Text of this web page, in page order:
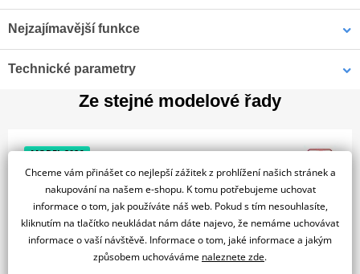
Mladá, technologicky vyspělá a ekologická: Vespa Primavera je
kultovním symbolem své doby a i dnes se prohání ulicemi
jednadvacátého století se stejnou hbitostí a dynamikou jako
způsobila revoluci v městské mobilitě.
Nejzajímavější funkce
Plnobarevný LCD přístrojový panel s uspořádáním informací
navrženým tak, aby zajišťoval maximální čitelnost za všech
zvyšují praktičnost v každodenním životě. S aplikací Vespa MIA (k
tím, že inteligentním a intuitivním způsobem hladce integruje tvůj
smartphone a skútr, spravuje hovory a hudbu přímo z ovladačů na
řídítkách a poskytuje přístup k navigaci založené na
piktogramech*, přičemž vždy zůstává věrná nezaměnitelné
Technické parametry
Počet válců
1
Typ chlazení
Vzduchem chlazený
Zdvihový objem
124 cm³
Způsob
startování
Elektrický
Ze stejné modelové řady
MODEL 2026
Chceme vám přinášet co nejlepší zážitek z prohlížení našich stránek a
nakupování na našem e-shopu. K tomu potřebujeme uchovat
informace o tom, jak používáte náš web. Pokud s tím nesouhlasíte,
kliknutím na tlačítko neukládat nám dáte najevo, že nemáme uchovávat
informace o vaší návštěvě. Informace o tom, jaké informace a jakým
způsobem uchováváme naleznete zde.